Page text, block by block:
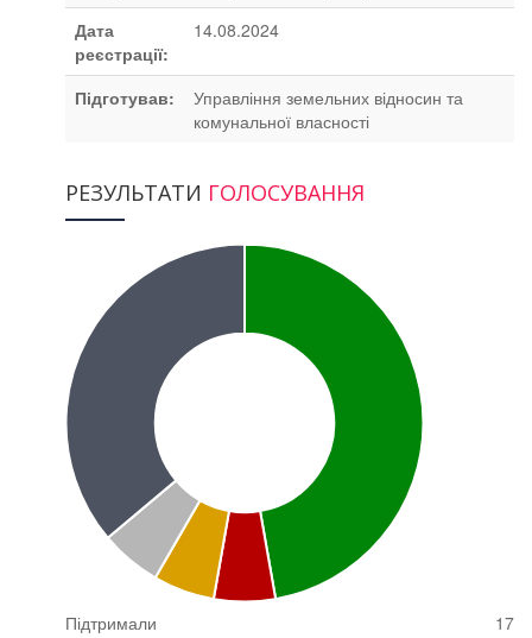
Дата
реєстрації:
14.08.2024
Підготував:
Управління земельних відносин та
комунальної власності
РЕЗУЛЬТАТИ ГОЛОСУВАННЯ
Підтримали
17